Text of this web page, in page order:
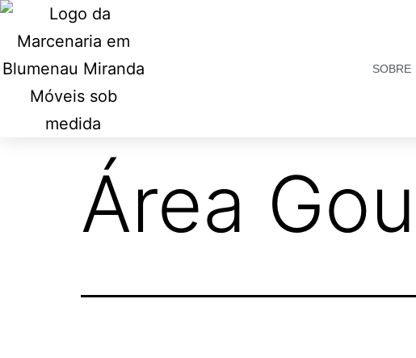
SOBRE
Área